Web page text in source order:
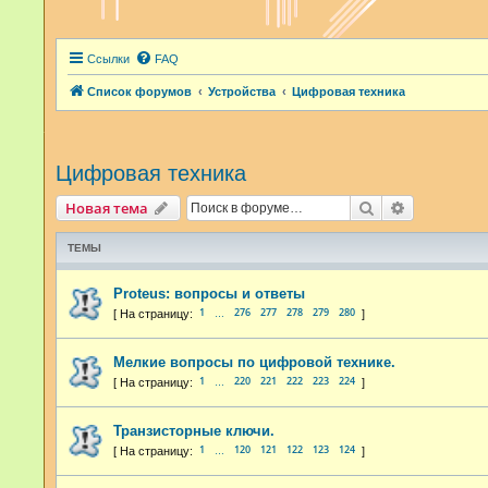
Ссылки FAQ
Список форумов Устройства Цифровая техника
Цифровая техника
Новая тема Поиск
ТЕМЫ
Proteus: вопросы и ответы
1 276 277 278 279 280
Мелкие вопросы по цифровой технике.
1 220 221 222 223 224
Транзисторные ключи.
1 120 121 122 123 124